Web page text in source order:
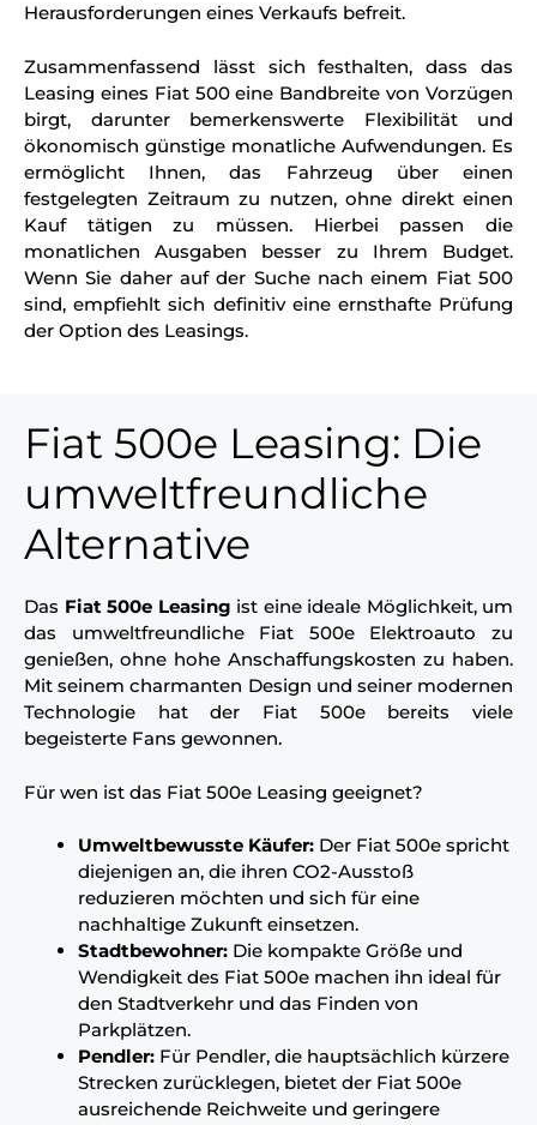
Herausforderungen eines Verkaufs befreit.
Zusammenfassend lässt sich festhalten, dass das
Leasing eines Fiat 500 eine Bandbreite von Vorzügen
birgt, darunter bemerkenswerte Flexibilität und
ökonomisch günstige monatliche Aufwendungen. Es
ermöglicht Ihnen, das Fahrzeug über einen
festgelegten Zeitraum zu nutzen, ohne direkt einen
Kauf tätigen zu müssen. Hierbei passen die
monatlichen Ausgaben besser zu Ihrem Budget.
Wenn Sie daher auf der Suche nach einem Fiat 500
sind, empfiehlt sich definitiv eine ernsthafte Prüfung
der Option des Leasings.
Fiat 500e Leasing: Die
umweltfreundliche
Alternative
Das Fiat 500e Leasing ist eine ideale Möglichkeit, um
das umweltfreundliche Fiat 500e Elektroauto zu
genießen, ohne hohe Anschaffungskosten zu haben.
Mit seinem charmanten Design und seiner modernen
Technologie hat der Fiat 500e bereits viele
begeisterte Fans gewonnen.
Für wen ist das Fiat 500e Leasing geeignet?
Umweltbewusste Käufer: Der Fiat 500e spricht
diejenigen an, die ihren CO2-Ausstoß
reduzieren möchten und sich für eine
nachhaltige Zukunft einsetzen.
Stadtbewohner: Die kompakte Größe und
Wendigkeit des Fiat 500e machen ihn ideal für
den Stadtverkehr und das Finden von
Parkplätzen.
Pendler: Für Pendler, die hauptsächlich kürzere
Strecken zurücklegen, bietet der Fiat 500e
ausreichende Reichweite und geringere